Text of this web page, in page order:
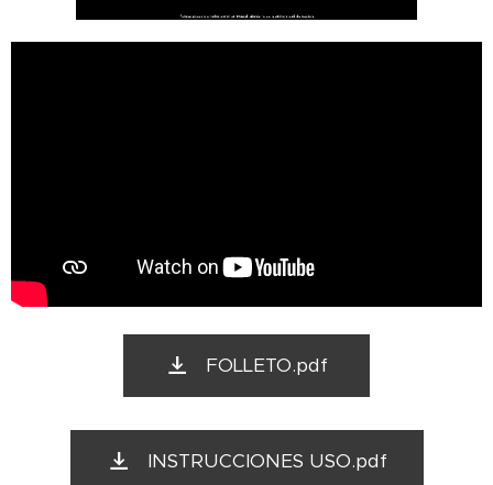
FOLLETO.pdf
INSTRUCCIONES USO.pdf